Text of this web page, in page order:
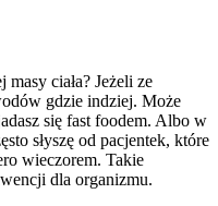
ciała? Jeżeli ze
gdzie indziej. Może
się fast foodem. Albo w
słyszę od pacjentek, które
wieczorem. Takie
dla organizmu.